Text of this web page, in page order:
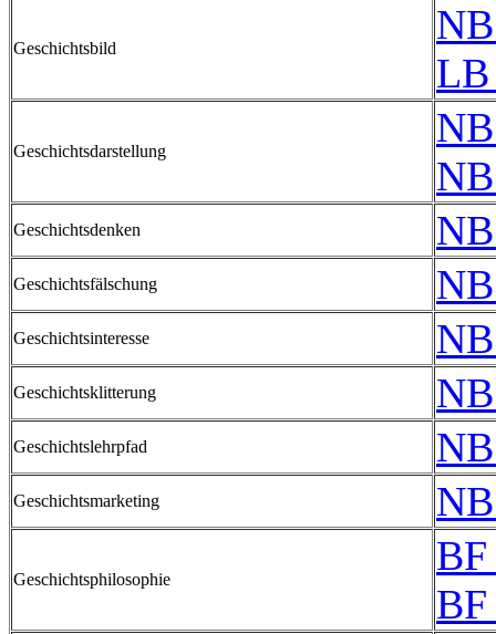
Geschichtsbild
LB
Geschichtsdarstellung
Geschichtsdenken
Geschichtsfälschung
Geschichtsinteresse
Geschichtsklitterung
Geschichtslehrpfad
Geschichtsmarketing
Geschichtsphilosophie
BF
BF